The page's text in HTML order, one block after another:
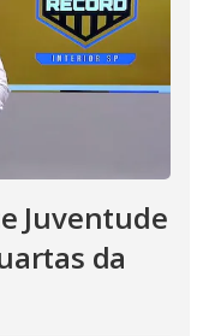
Juventude
da